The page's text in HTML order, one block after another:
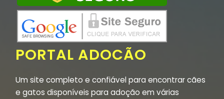
PORTAL ADOCÃO
Um site completo e confiável para encontrar cães
e gatos disponíveis para adoção em várias